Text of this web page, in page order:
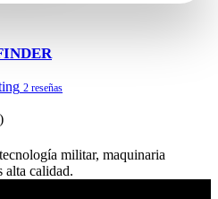
2 reseñas
militar, maquinaria
alta calidad.